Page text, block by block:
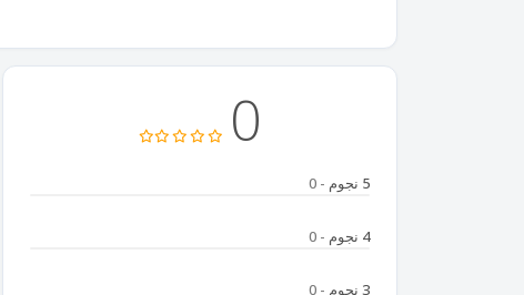
0
5 نجوم - 0
4 نجوم - 0
3 نجوم - 0